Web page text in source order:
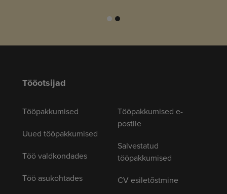
Tööotsijad
Tööpakkumised
Uued tööpakkumised
Töö valdkondades
Töö asukohtades
Tööpakkumised e-
postile
Salvestatud
tööpakkumised
CV esiletõstmine